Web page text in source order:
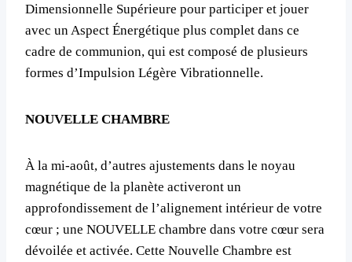
Dimensionnelle Supérieure pour participer et jouer
avec un Aspect Énergétique plus complet dans ce
cadre de communion, qui est composé de plusieurs
formes d’Impulsion Légère Vibrationnelle.
NOUVELLE CHAMBRE
À la mi-août, d’autres ajustements dans le noyau
magnétique de la planète activeront un
approfondissement de l’alignement intérieur de votre
cœur ; une NOUVELLE chambre dans votre cœur sera
dévoilée et activée. Cette Nouvelle Chambre est